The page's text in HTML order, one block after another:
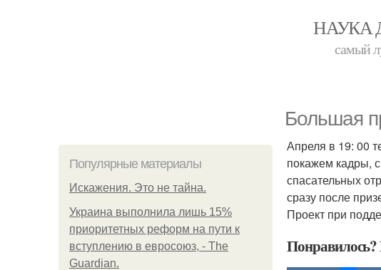
НАУКА
самый
Большая
Популярные материалы
Искажения. Это не тайна.
Украина выполнила лишь 15%
приоритетных реформ на пути к
вступлению в евросоюз, - The
Guardian.
Апреля в 19: 00
покажем кадры,
спасательных
сразу после
Проект при
Понравилось?